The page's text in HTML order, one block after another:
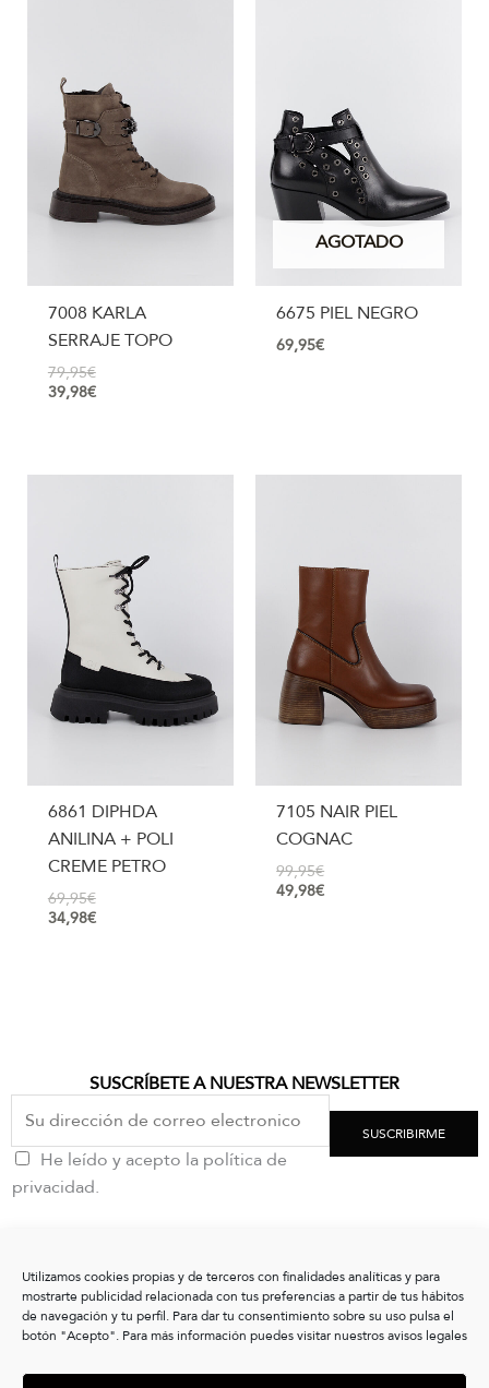
Utilizamos cookies propias y de terceros con finalidades analíticas y para
mostrarte publicidad relacionada con tus preferencias a partir de tus hábitos
de navegación y tu perfil. Para dar tu consentimiento sobre su uso pulsa el
botón "Acepto". Para más información puedes visitar nuestros avisos legales
7008 KARLA
SERRAJE TOPO
79,95€
39,98€
AGOTADO
6675 PIEL NEGRO
69,95€
6861 DIPHDA
ANILINA + POLI
CREME PETRO
69,95€
34,98€
7105 NAIR PIEL
COGNAC
99,95€
49,98€
SUSCRÍBETE A NUESTRA NEWSLETTER
He leído y acepto la política de
privacidad.
SUSCRIBIRME
clientes@vxshoes.com
+34 986175004